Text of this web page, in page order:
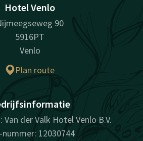
Hotel Venlo
90
5916PT
Venlo
Plan route
Van der Valk Hotel Venlo B.V.
nummer: 12030744